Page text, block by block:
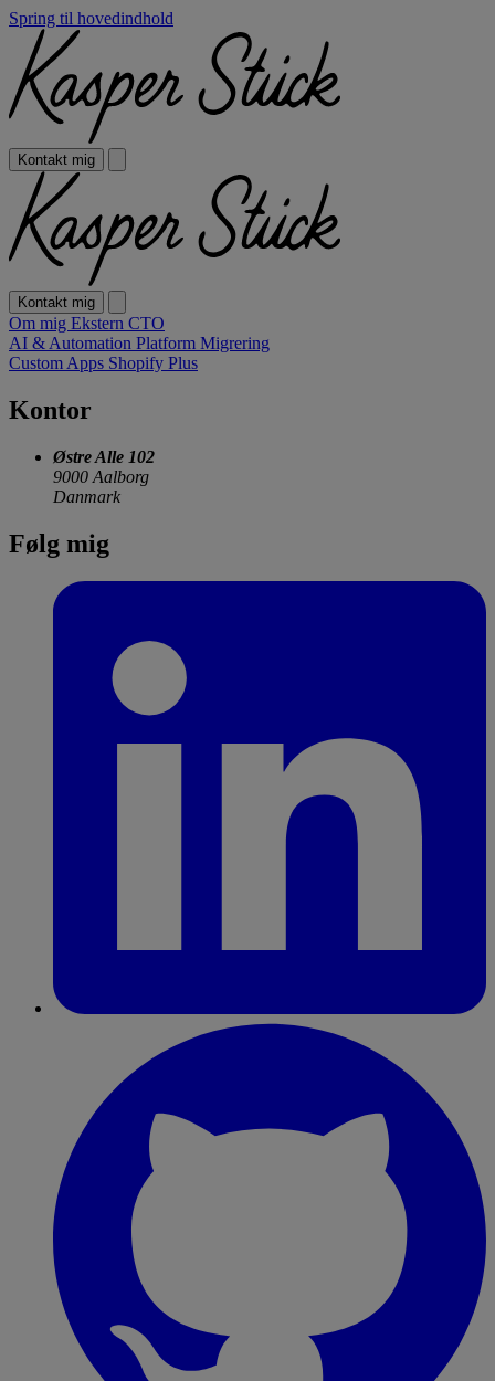
Spring til hovedindhold
Kontakt mig
Kontakt mig
Om mig Ekstern CTO
AI & Automation Platform Migrering
Custom Apps Shopify Plus
Kontor
Østre Alle 102
9000 Aalborg
Danmark
Følg mig